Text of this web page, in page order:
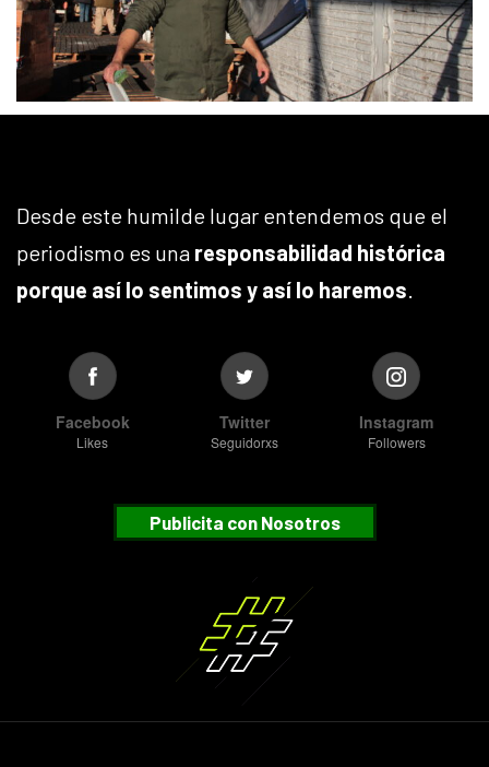
Desde este humilde lugar entendemos que el
periodismo es una responsabilidad histórica
porque así lo sentimos y así lo haremos.
Facebook
Likes
Twitter
Seguidorxs
Instagram
Followers
Publicita con Nosotros
Suscribete
¿Desea recibir nuestras notificaciones?